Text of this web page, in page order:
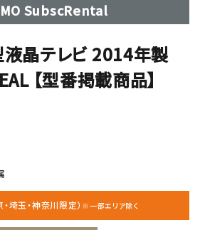
SubscRental
晶テレビ 2014年製
【型番掲載商品】
埼玉・神奈川限定） ※一部エリア除く